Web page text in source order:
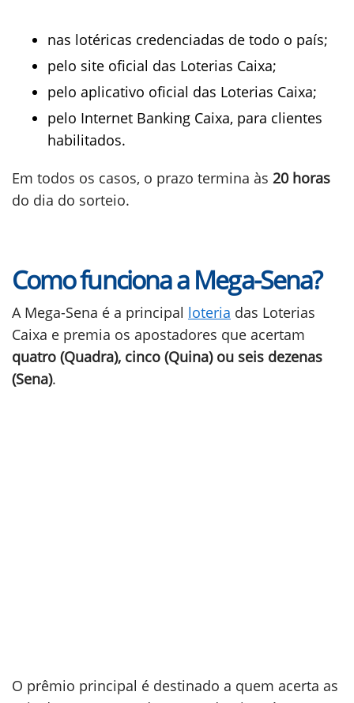
nas lotéricas credenciadas de todo o país;
pelo site oficial das Loterias Caixa;
pelo aplicativo oficial das Loterias Caixa;
pelo Internet Banking Caixa, para clientes
habilitados.
Em todos os casos, o prazo termina às 20 horas
do dia do sorteio.
Como funciona a Mega-Sena?
A Mega-Sena é a principal loteria das Loterias
Caixa e premia os apostadores que acertam
quatro (Quadra), cinco (Quina) ou seis dezenas
(Sena).
O prêmio principal é destinado a quem acerta as